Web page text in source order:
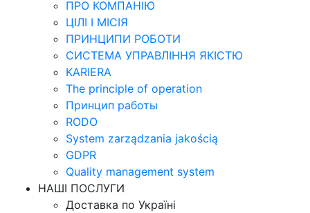
ПРО КОМПАНІЮ
ЦІЛІ І МІСІЯ
ПРИНЦИПИ РОБОТИ
СИСТЕМА УПРАВЛІННЯ ЯКІСТЮ
KARIERA
The principle of operation
Принцип работы
RODO
System zarządzania jakością
GDPR
Quality management system
НАШІ ПОСЛУГИ
Доставка по Україні